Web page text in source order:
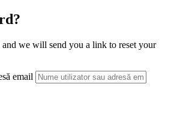
and we will send you a link to reset your
email